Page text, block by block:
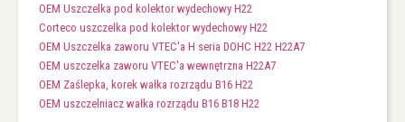
OEM Uszczelka pod kolektor wydechowy H22
Corteco uszczelka pod kolektor wydechowy H22
OEM Uszczelka zaworu VTEC'a H seria DOHC H22 H22A7
OEM uszczelka zaworu VTEC'a wewnętrzna H22A7
OEM Zaślepka, korek wałka rozrządu B16 H22
OEM uszczelniacz wałka rozrządu B16 B18 H22